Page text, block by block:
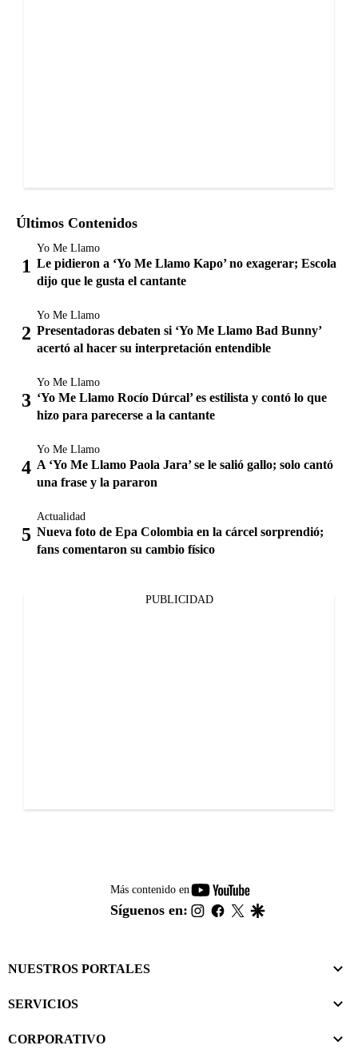
Últimos Contenidos
Yo Me Llamo
Le pidieron a ‘Yo Me Llamo Kapo’ no exagerar; Escola
dijo que le gusta el cantante
Yo Me Llamo
Presentadoras debaten si ‘Yo Me Llamo Bad Bunny’
acertó al hacer su interpretación entendible
Yo Me Llamo
‘Yo Me Llamo Rocío Dúrcal’ es estilista y contó lo que
hizo para parecerse a la cantante
Yo Me Llamo
A ‘Yo Me Llamo Paola Jara’ se le salió gallo; solo cantó
una frase y la pararon
Actualidad
Nueva foto de Epa Colombia en la cárcel sorprendió;
fans comentaron su cambio físico
PUBLICIDAD
Más contenido en
youtube-
footer
Síguenos en: instagram
facebook
twitter
NUESTROS PORTALES
SERVICIOS
CORPORATIVO